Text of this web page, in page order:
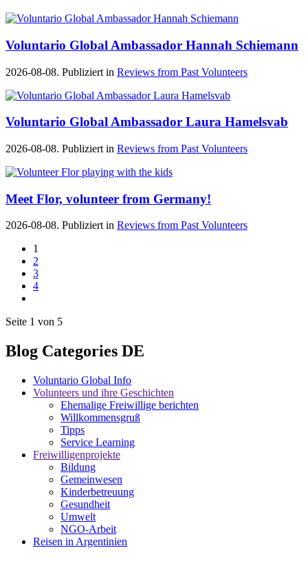
Voluntario Global Ambassador Hannah Schiemann
2026-08-08. Publiziert in Reviews from Past Volunteers
Voluntario Global Ambassador Laura Hamelsvab
2026-08-08. Publiziert in Reviews from Past Volunteers
Meet Flor, volunteer from Germany!
2026-08-08. Publiziert in Reviews from Past Volunteers
1
2
3
4
Seite 1 von 5
Blog Categories DE
Voluntario Global Info
Volunteers und ihre Geschichten
Ehemalige Freiwillige berichten
Willkommensgruß
Tipps
Service Learning
Freiwilligenprojekte
Bildung
Gemeinwesen
Kinderbetreuung
Gesundheit
Umwelt
NGO-Arbeit
Reisen in Argentinien